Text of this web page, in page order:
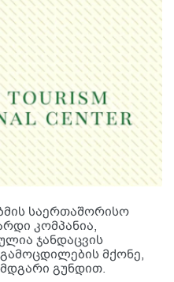
საერთაშორისო
კომპანია,
ჯანდაცვის
მქონე,
გუნდით.